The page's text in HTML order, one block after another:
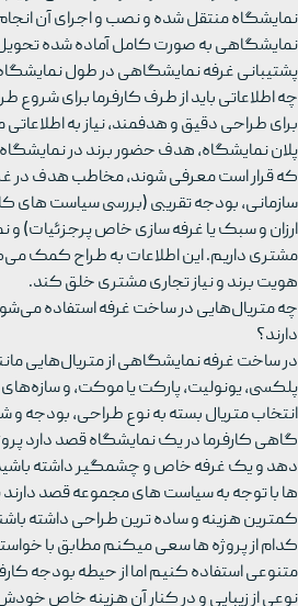
نمایشگاه منتقل شده و نصب و اجرای آن
نمایشگاهی به صورت کامل آماده شده
پشتیبانی غرفه نمایشگاهی در طول
چه اطلاعاتی باید از طرف کارفرما برای شروع
برای طراحی دقیق و هدفمند، نیاز به
پلان نمایشگاه، هدف حضور برند در
که قرار است معرفی شوند، مخاطب هدف در
سازمانی، بودجه تقریبی (بررسی سیاست های
ارزان و سبک یا غرفه سازی خاص پرجزئیات) و
مشتری داریم. این اطلاعات به طراح کمک
هویت برند و نیاز تجاری مشتری خلق کند.
چه متریال‌هایی در ساخت غرفه استفاده
دارند؟
پلکسی، یونولیت، پارکت یا موکت، و
انتخاب متریال بسته به نوع طراحی، بودجه و
گاهی کارفرما در یک نمایشگاه قصد دارد
دهد و یک غرفه خاص و چشمگیر داشته
ها با توجه به سیاست های مجموعه قصد دارند
کمترین هزینه و ساده ترین طراحی داشته
کدام از پروژه ها سعی میکنم مطابق با
متنوعی استفاده کنیم اما از حیطه بودجه
نوعی از زیبایی و در کنار آن هزینه خاص